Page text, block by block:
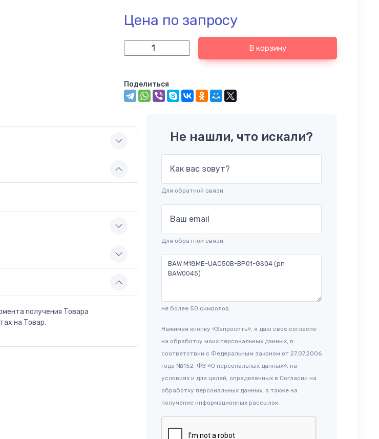
Цена по запросу
В корзину
Поделиться
получения Товара
на Товар.
Не нашли, что искали?
Как вас зовут?
Для обратной связи.
Ваш email
Для обратной связи.
не более 50 символов.
Нажимая кнопку «Запросить», я даю свое согласие
на обработку моих персональных данных, в
соответствии с Федеральным законом от 27.07.2006
года №152-ФЗ «О персональных данных», на
условиях и для целей, определенных в Согласии на
обработку персональных данных, а также на
получение информационных рассылок.